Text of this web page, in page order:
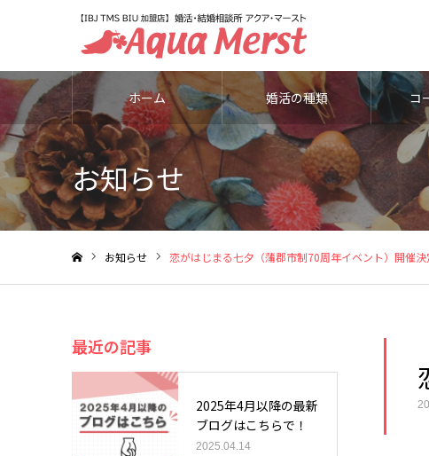
ホーム 婚活の種類 コ
お知らせ
お知らせ 恋がはじまる七夕（蒲郡市制70周年イベント）開催決
最近の記事
2025年4月以降の最新
ブログはこちらで！
2025.04.14